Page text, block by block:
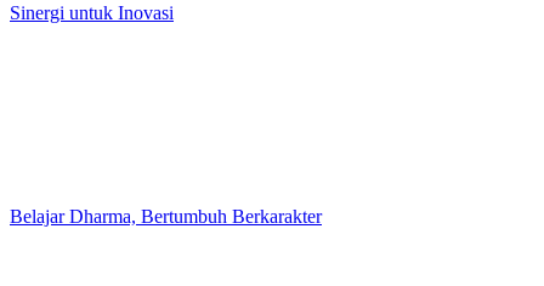
Sinergi untuk Inovasi
Belajar Dharma, Bertumbuh Berkarakter